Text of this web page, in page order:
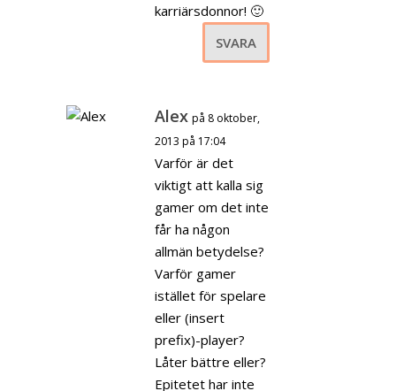
karriärsdonnor! 🙂
SVARA
Alex på 8 oktober,
2013 på 17:04
Varför är det
viktigt att kalla sig
gamer om det inte
får ha någon
allmän betydelse?
Varför gamer
istället för spelare
eller (insert
prefix)-player?
Låter bättre eller?
Epitetet har inte